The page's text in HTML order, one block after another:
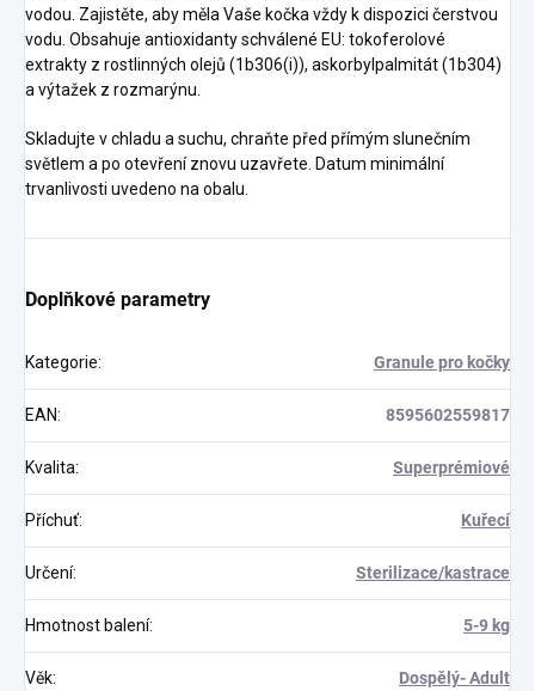
vodou. Zajistěte, aby měla Vaše kočka vždy k dispozici čerstvou
vodu. Obsahuje antioxidanty schválené EU: tokoferolové
extrakty z rostlinných olejů (1b306(i)), askorbylpalmitát (1b304)
a výtažek z rozmarýnu.
Skladujte v chladu a suchu, chraňte před přímým slunečním
světlem a po otevření znovu uzavřete. Datum minimální
trvanlivosti uvedeno na obalu.
Doplňkové parametry
Kategorie: Granule pro kočky
EAN: 8595602559817
Kvalita: Superprémiové
Příchuť: Kuřecí
Určení: Sterilizace/kastrace
Hmotnost balení: 5-9 kg
Věk: Dospělý- Adult